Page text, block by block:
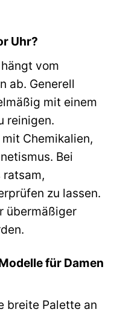
Uhr?
vom
ab. Generell
mit einem
reinigen.
Chemikalien,
Bei
zu lassen.
übermäßiger
für Damen
breite Palette an